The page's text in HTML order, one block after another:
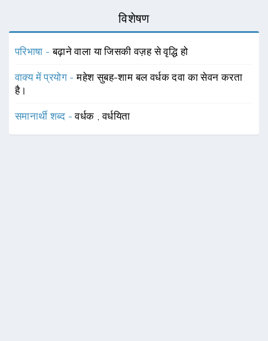
विशेषण
परिभाषा -बढ़ाने वाला या जिसकी वज़ह से वृद्धि हो
वाक्य में प्रयोग -महेश सुबह-शाम बल वर्धक दवा का सेवन करता
है।
समानार्थी शब्द -वर्धक ,वर्धयिता